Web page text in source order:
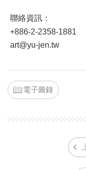
聯絡資訊：
+886-2-2358-1881
art@yu-jen.tw
電子圖錄